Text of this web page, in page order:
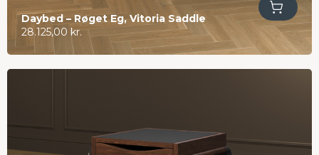
Daybed – Røget Eg, Vitoria Saddle
28.125,00 kr.
Tilføj til kurv